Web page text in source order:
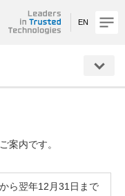
EN
案内です。
ら翌年12月31日まで